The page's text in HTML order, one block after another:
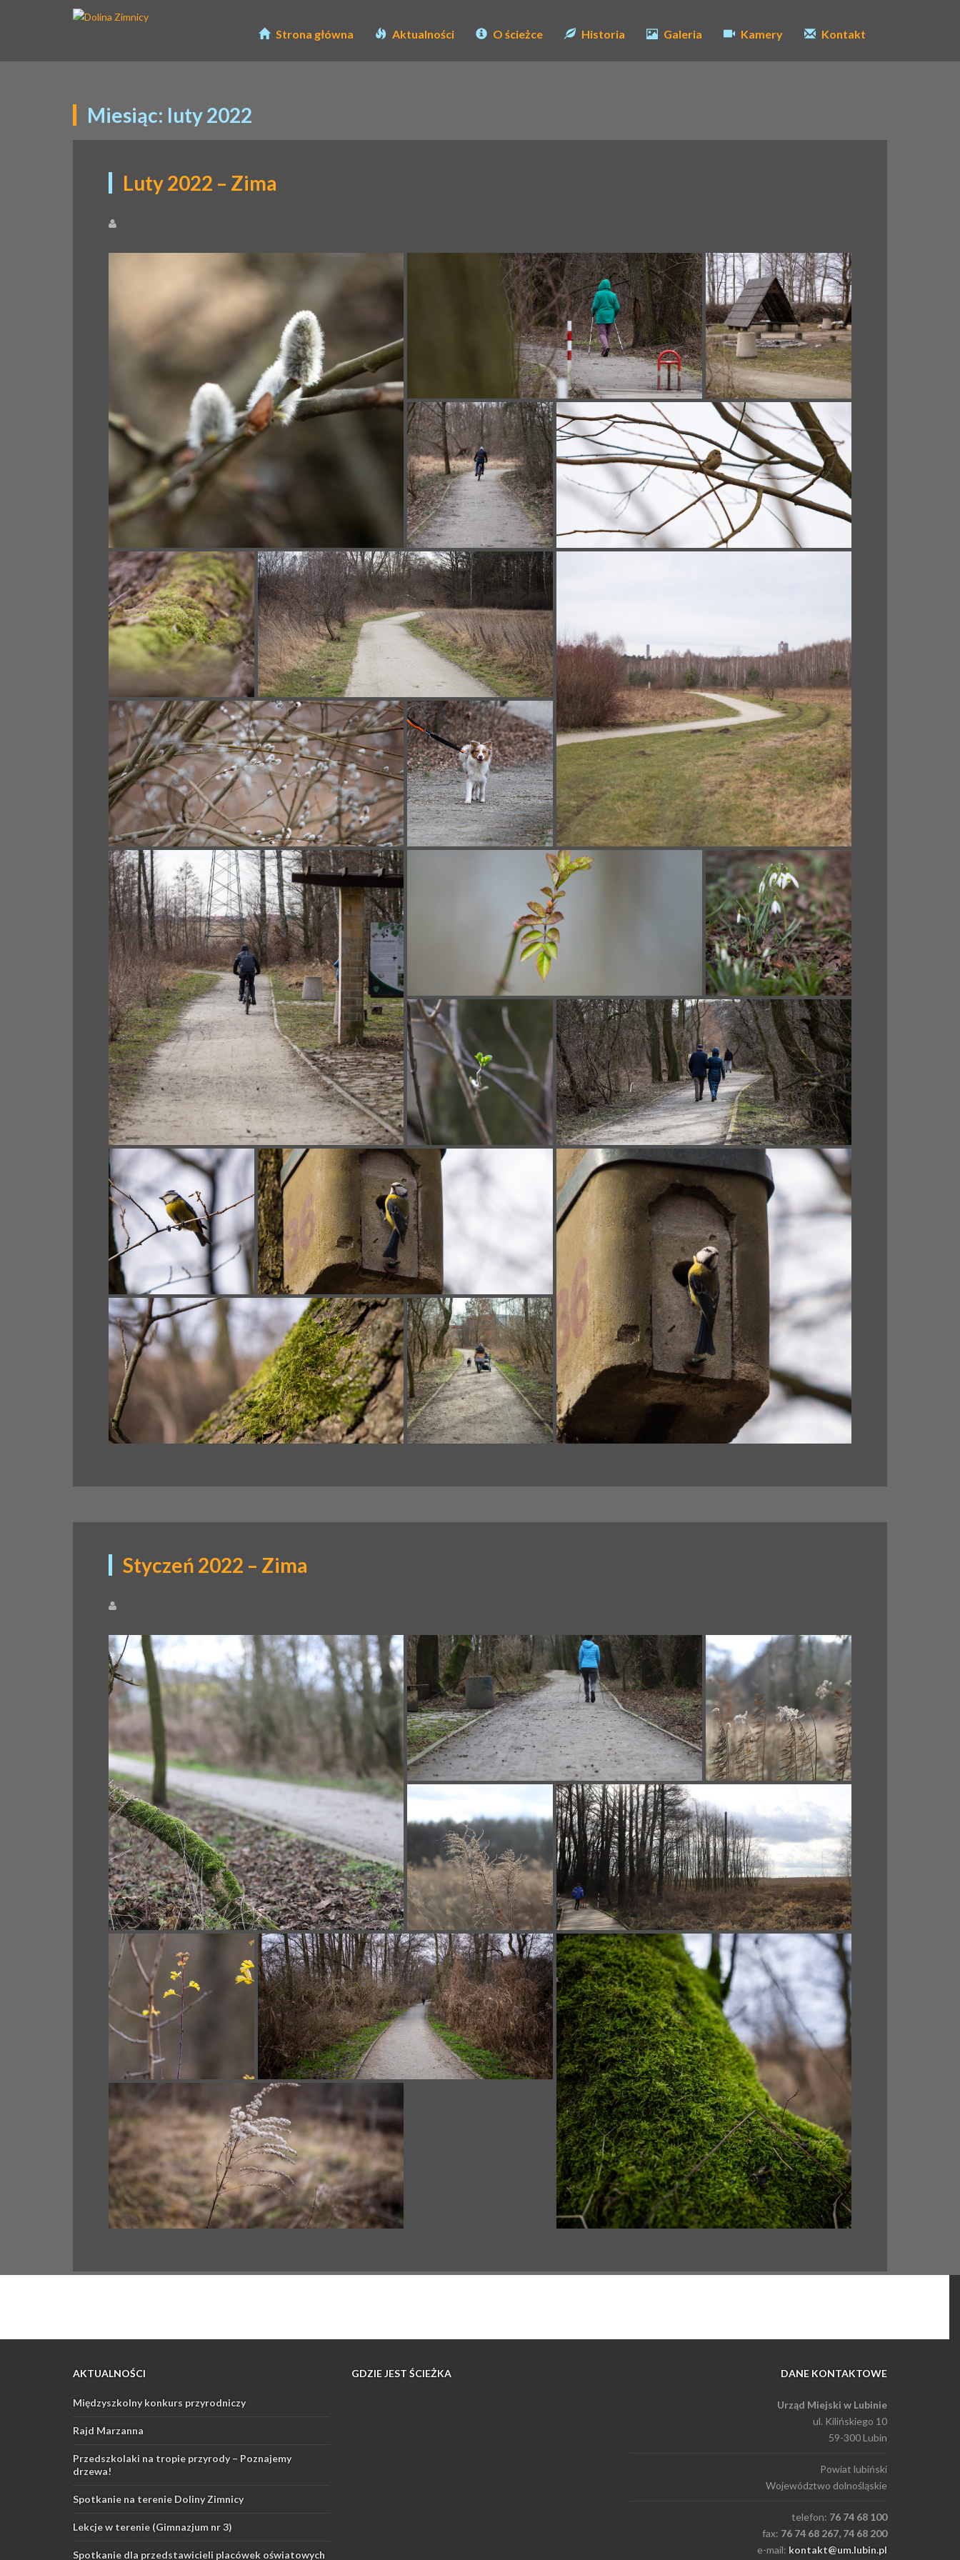
Strona główna Aktualności O ścieżce Historia Galeria Kamery Kontakt
Miesiąc: luty 2022
Luty 2022 – Zima
Styczeń 2022 – Zima
AKTUALNOŚCI
Międzyszkolny konkurs przyrodniczy
Rajd Marzanna
Przedszkolaki na tropie przyrody – Poznajemy
drzewa!
Spotkanie na terenie Doliny Zimnicy
Lekcje w terenie (Gimnazjum nr 3)
Spotkanie dla przedstawicieli placówek oświatowych
GDZIE JEST ŚCIEŻKA DANE KONTAKTOWE
Urząd Miejski w Lubinie
ul. Kilińskiego 10
59-300 Lubin
Powiat lubiński
Województwo dolnośląskie
telefon: 76 74 68 100
fax: 76 74 68 267, 74 68 200
e-mail: kontakt@um.lubin.pl